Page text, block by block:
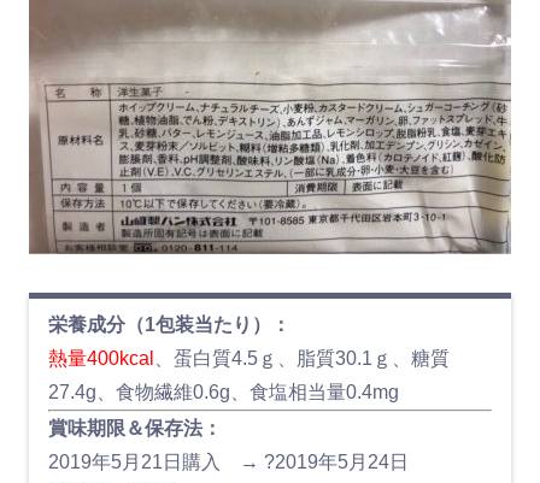
栄養成分（1包装当たり）：
熱量400kcal
、蛋白質4.5ｇ、脂質30.1ｇ、糖質
27.4g、食物繊維0.6g、食塩相当量0.4mg
賞味期限＆保存法：
2019年5月21日購入 → ?2019年5月24日